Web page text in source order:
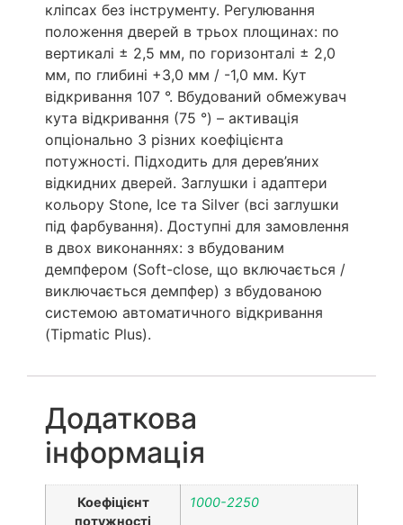
кліпсах без інструменту. Регулювання
положення дверей в трьох площинах: по
вертикалі ± 2,5 мм, по горизонталі ± 2,0
мм, по глибині +3,0 мм / -1,0 мм. Кут
відкривання 107 °. Вбудований обмежувач
кута відкривання (75 °) – активація
опціонально 3 різних коефіцієнта
потужності. Підходить для дерев’яних
відкидних дверей. Заглушки і адаптери
кольору Stone, Ice та Silver (всі заглушки
під фарбування). Доступні для замовлення
в двох виконаннях: з вбудованим
демпфером (Soft-close, що включається /
виключається демпфер) з вбудованою
системою автоматичного відкривання
(Tipmatic Plus).
Додаткова
інформація
Коефіцієнт
потужності
1000-2250